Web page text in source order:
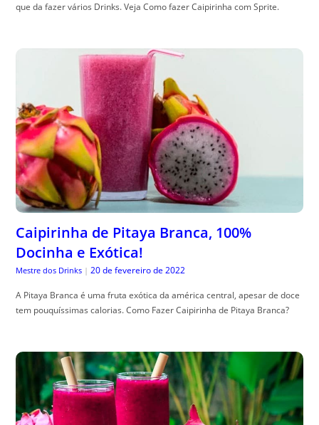
que da fazer vários Drinks. Veja Como fazer Caipirinha com Sprite.
Caipirinha de Pitaya Branca, 100%
Docinha e Exótica!
Mestre dos Drinks | 20 de fevereiro de 2022
A Pitaya Branca é uma fruta exótica da américa central, apesar de doce
tem pouquíssimas calorias. Como Fazer Caipirinha de Pitaya Branca?